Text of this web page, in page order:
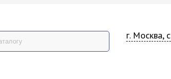
г. Москва,